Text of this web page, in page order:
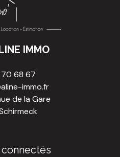
IMMO
68 67
immo.fr
de la Gare